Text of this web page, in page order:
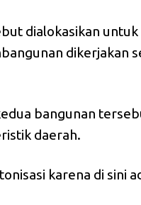
dialokasikan
dikerjakan
bangunan
daerah.
karena di sini